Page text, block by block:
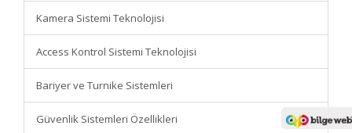
Kamera Sistemi Teknolojisi
Access Kontrol Sistemi Teknolojisi
Bariyer ve Turnike Sistemleri
Güvenlik Sistemleri Özellikleri